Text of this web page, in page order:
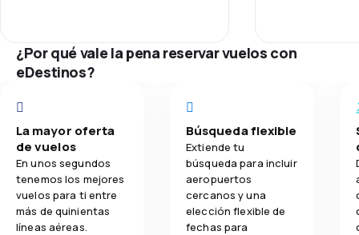
Red de
Comodidad
Transporte
¿Por qué vale la pena reservar vuelos con
eDestinos?
La mayor oferta
de vuelos
En unos segundos
tenemos los mejores
vuelos para ti entre
más de quinientas
líneas aéreas.
Búsqueda flexible
Extiende tu
búsqueda para incluir
aeropuertos
cercanos y una
elección flexible de
fechas para